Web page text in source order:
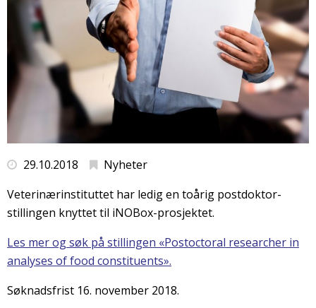
Nyheter
Veterinærinstituttet har ledig en toårig postdoktor-
stillingen knyttet til iNOBox-prosjektet.
Les mer og søk på stillingen «Postoctoral researcher in
analyses of food constituents».
Søknadsfrist 16. november 2018.